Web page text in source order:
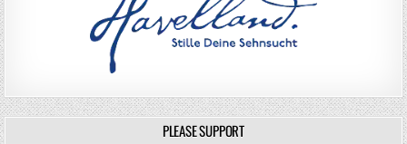
PLEASE SUPPORT